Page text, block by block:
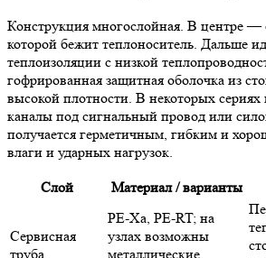
Конструкция многослойная. В центре —
которой бежит теплоноситель. Дальше
теплоизоляции с низкой
гофрированная защитная оболочка из
высокой плотности. В некоторых
каналы под сигнальный провод или
получается герметичным, гибким и
влаги и ударных нагрузок.
Слой Материал / варианты
Сервисная
труба
PE-Xa, PE-RT; на
узлах возможны
металлические